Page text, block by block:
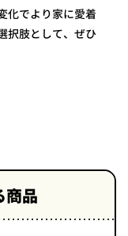
化でより家に愛着
択肢として、ぜひ
商品